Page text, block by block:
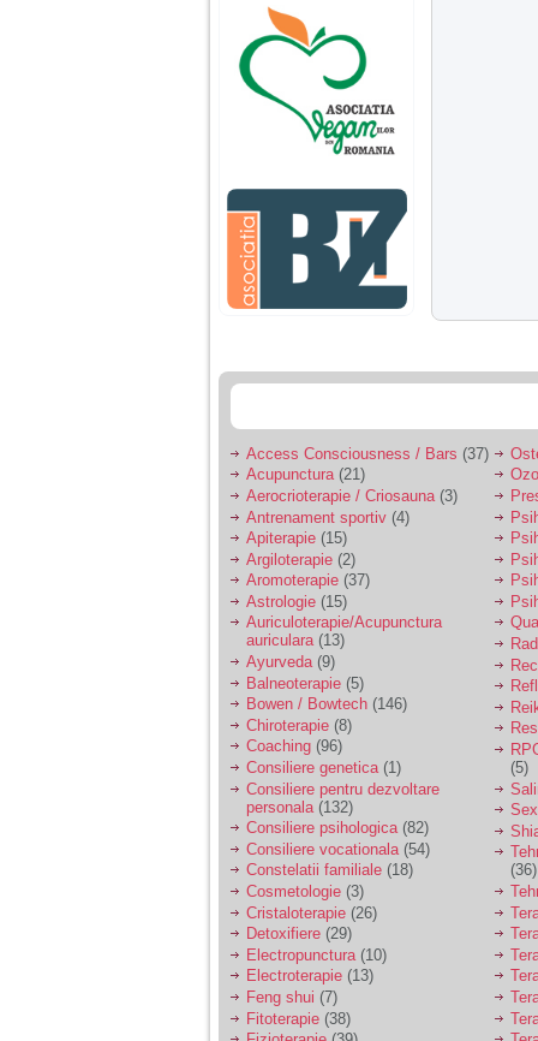
ani, privind in urma
realizez cat de multe
greseli am facut in
educatia si cresterea
ei, am fost o mama
egoista, preocupata
de implinirea
profesionala, cand ea
era mica am neglijat-
agresiva, orice
greseala era taxata cu
o palma sau pedepse.
De 4 ani am o relatie
serioasa cu un barbat
sa se manifeste o
Ma aflu aici pentru ca
vreau sa stiu daca am
nevoie de un psiholog
sau psihiatru.
Sunt casatorita, am
31 de ani si un copil in
varsta de 2 ani care
mi-e lumina ochilor.
De ceva timp simt ca
mi s-a adunat
oboseala, o oboseala
cronica de care nu pot
scapa si simt ca din
cauza ei nu pot
controla nervii si
cateodata are copilul
de suferit.
Am o bariera peste
care nu pot trece:
prietena mea a ramas
insarcinata cu o fata.
Am fost de comun
acord sa facem un
copil, cu gandul ca e
baiat.
Access Consciousness / Bars (37)
Acupunctura(21)
Aerocrioterapie / Criosauna (3)
Antrenament sportiv (4)
Apiterapie (15)
Argiloterapie (2)
Aromoterapie (37)
Astrologie (15)
Auriculoterapie/Acupunctura
auriculara(13)
Ayurveda(9)
Balneoterapie (5)
Bowen / Bowtech (146)
Chiroterapie (8)
Coaching (96)
Consiliere genetica(1)
Consiliere pentru dezvoltare
personala (132)
Consiliere psihologica(82)
Consiliere vocationala (54)
Constelatii familiale (18)
Cosmetologie (3)
Cristaloterapie (26)
Detoxifiere (29)
Electropunctura (10)
Electroterapie (13)
Feng shui (7)
Fitoterapie (38)
(5)
(36)